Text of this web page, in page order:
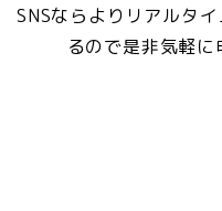
SNSならよりリアルタ
るので是非気軽